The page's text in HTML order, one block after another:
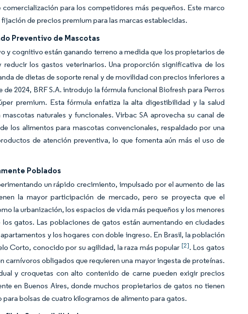
para los competidores más pequeños. Este marco
de precios premium para las marcas establecidas.
Preventivo de Mascotas
cognitivo están ganando terreno a medida que los propietarios de
los gastos veterinarios. Una proporción significativa de los
de dietas de soporte renal y de movilidad con precios inferiores a
2024, BRF S.A. introdujo la fórmula funcional Biofresh para Perros
premium. Esta fórmula enfatiza la alta digestibilidad y la salud
naturales y funcionales. Virbac SA aprovecha su canal de
los alimentos para mascotas convencionales, respaldado por una
de atención preventiva, lo que fomenta aún más el uso de
Poblados
un rápido crecimiento, impulsado por el aumento de las
la mayor participación de mercado, pero se proyecta que el
la urbanización, los espacios de vida más pequeños y los menores
gatos. Las poblaciones de gatos están aumentando en ciudades
y los hogares con doble ingreso. En Brasil, la población
Corto, conocido por su agilidad, la raza más popular [2]. Los gatos
obligados que requieren una mayor ingesta de proteínas.
y croquetas con alto contenido de carne pueden exigir precios
en Buenos Aires, donde muchos propietarios de gatos no tienen
bolsas de cuatro kilogramos de alimento para gatos.